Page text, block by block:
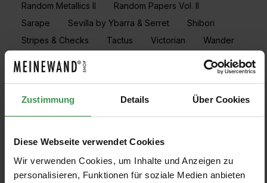
Zustimmung Details Über Cookies
Diese Webseite verwendet Cookies
Wir verwenden Cookies, um Inhalte und Anzeigen zu
personalisieren, Funktionen für soziale Medien anbieten
Random Metallics II
Random Papers Vol. II
Sarape
Sevilla by Ybarra & Serret
Shibori
Stripes & Checks
Tactus Victorian Wander
Woodcraft
Muster anzeigen